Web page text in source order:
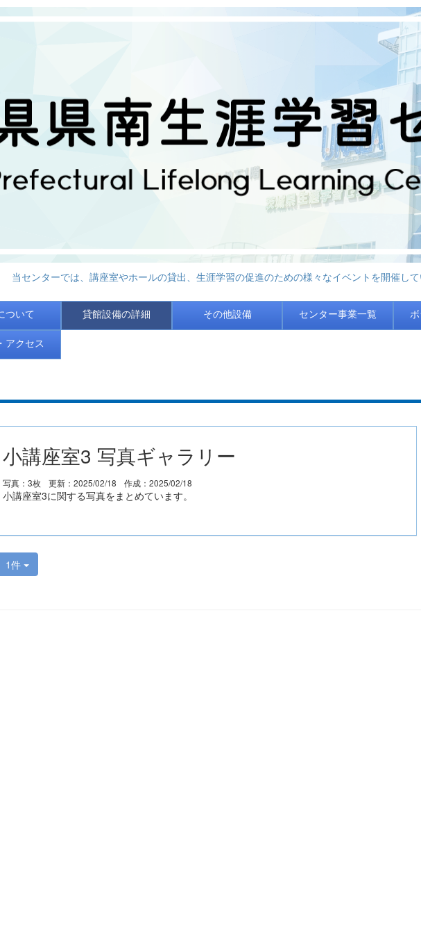
当センターでは、講座室やホールの貸出、生涯学習の促進のための様々なイベントを開催して
ついて 貸館設備の詳細 その他設備 センター事業一覧
アクセス
小講座室3 写真ギャラリー
写真：3枚 更新：2025/02/18 作成：2025/02/18
小講座室3に関する写真をまとめています。
1件